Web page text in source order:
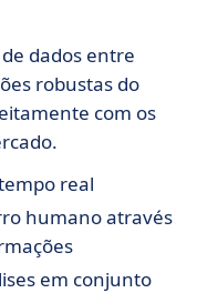
dados entre
robustas do
com os
real
humano através
em conjunto